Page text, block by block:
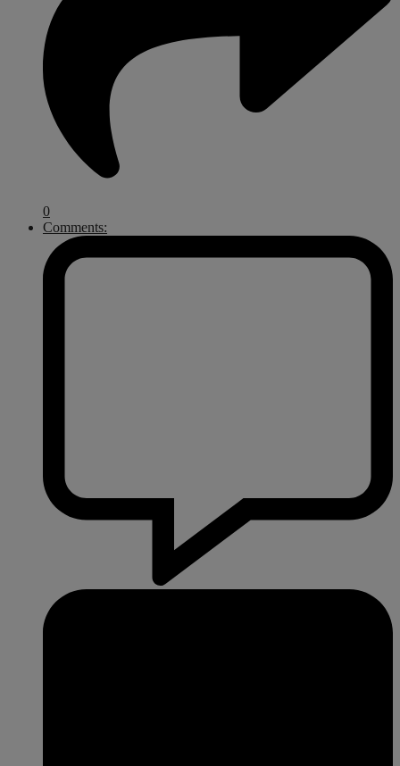
0
Comments: